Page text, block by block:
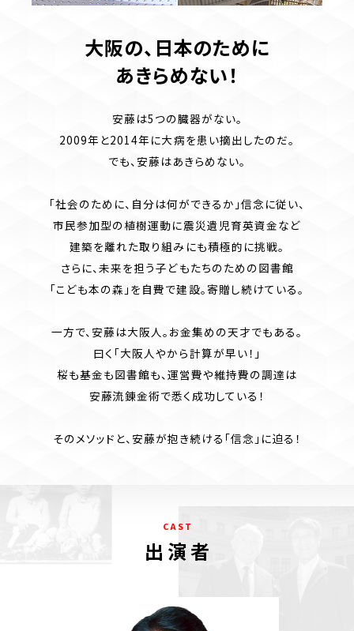
大阪の、日本のために
あきらめない！
安藤は5つの臓器がない。
2009年と2014年に大病を患い摘出したのだ。
でも、安藤はあきらめない。
「社会のために、自分は何ができるか」信念に従い、
市民参加型の植樹運動に震災遺児育英資金など
建築を離れた取り組みにも積極的に挑戦。
さらに、未来を担う子どもたちのための図書館
「こども本の森」を自費で建設。寄贈し続けている。
一方で、安藤は大阪人。お金集めの天才でもある。
曰く「大阪人やから計算が早い！」
桜も基金も図書館も、運営費や維持費の調達は
安藤流錬金術で悉く成功している！
そのメソッドと、安藤が抱き続ける「信念」に迫る！
C A S T
出 演 者